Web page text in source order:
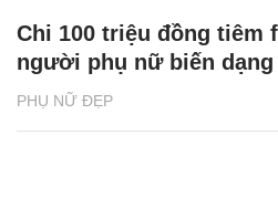
PHỤ NỮ ĐẸP
Chi 100 triệu đồng tiêm
người phụ nữ biến dạng